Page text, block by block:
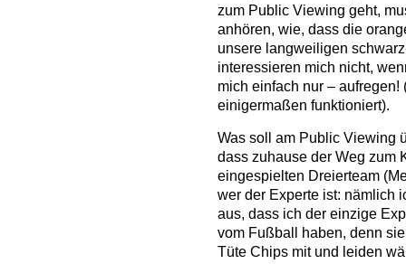
zum Public Viewing geht,
anhören, wie, dass die
unsere langweiligen
interessieren mich nicht,
mich einfach nur –
einigermaßen funktioniert).
Was soll am Public Viewing
dass zuhause der Weg zum
eingespielten Dreierteam
wer der Experte ist: nämlich
aus, dass ich der einzige
vom Fußball haben, denn
Tüte Chips mit und leiden